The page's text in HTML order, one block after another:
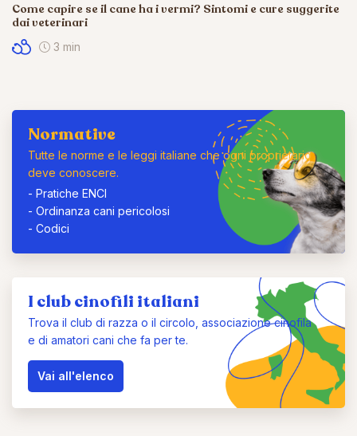
Come capire se il cane ha i vermi? Sintomi e cure suggerite
dai veterinari
3 min
Normative
Tutte le norme e le leggi italiane che ogni proprietario
deve conoscere.
- Pratiche ENCI
- Ordinanza cani pericolosi
- Codici
I club cinofili italiani
Trova il club di razza o il circolo, associazione cinofila
e di amatori cani che fa per te.
Vai all'elenco